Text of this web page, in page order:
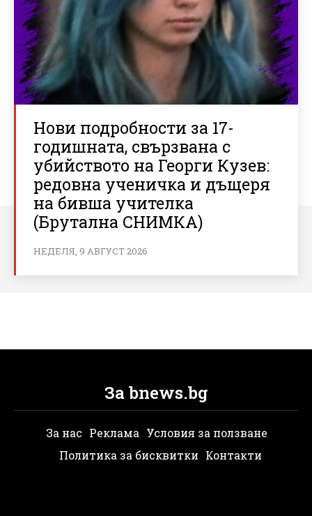
Нови подробности за 17-
годишната, свързвана с
убийството на Георги Кузев:
редовна ученичка и дъщеря
на бивша учителка
(Брутална СНИМКА)
НЕДЕЛЯ, 9 АВГУСТ 2026
За bnews.bg
За нас Реклама Условия за ползване
Политика за бисквитки Контакти